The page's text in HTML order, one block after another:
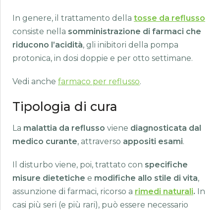
In genere, il trattamento della tosse da reflusso
consiste nella somministrazione di farmaci che
riducono l’acidità, gli inibitori della pompa
protonica, in dosi doppie e per otto settimane.
Vedi anche farmaco per reflusso.
Tipologia di cura
La malattia da reflusso viene diagnosticata dal
medico curante, attraverso appositi esami.
Il disturbo viene, poi, trattato con specifiche
misure dietetiche e modifiche allo stile di vita,
assunzione di farmaci, ricorso a rimedi naturali. In
casi più seri (e più rari), può essere necessario